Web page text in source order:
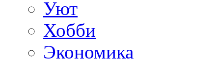
Уют
Хобби
Экономика